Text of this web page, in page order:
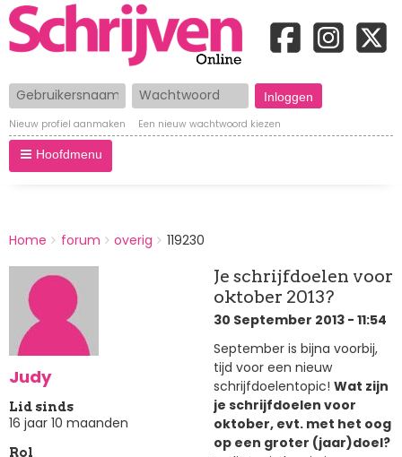
Gebruikersnaam Wachtwoord
Nieuw profiel aanmaken Een nieuw wachtwoord kiezen
Hoofdmenu
BREADCRUMBS
You
here:
Home forum overig 119230
Judy
Lid sinds
16 jaar 10 maanden
Rol
Je schrijfdoelen voor
oktober 2013?
30 September 2013 - 11:54
September is bijna voorbij,
tijd voor een nieuw
schrijfdoelentopic! Wat zijn
je schrijfdoelen voor
oktober, evt. met het oog
op een groter (jaar)doel?